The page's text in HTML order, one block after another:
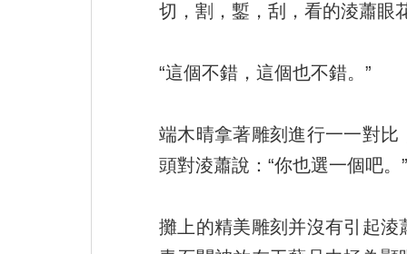
切，割，鏨，刮，看的淩蕭眼
“這個不錯，這個也不錯。”
端木晴拿著雕刻進行一一對
頭對淩蕭說：“你也選一個吧。”
攤上的精美雕刻并沒有引起